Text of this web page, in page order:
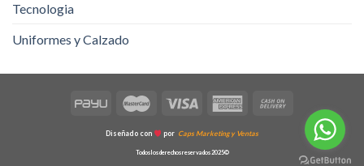
Tecnologia
Uniformes y Calzado
Diseñado con por Caps Marketing y Ventas
Todos los derechos reservados 2025©